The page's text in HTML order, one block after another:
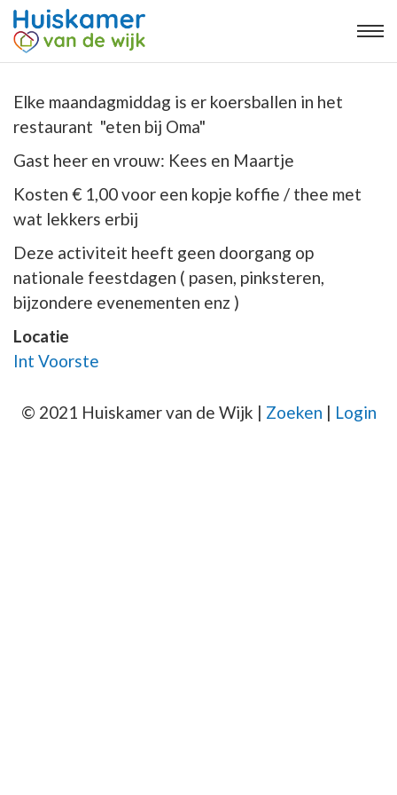
Elke maandagmiddag is er koersballen in het
restaurant "eten bij Oma"
Gast heer en vrouw: Kees en Maartje
Kosten € 1,00 voor een kopje koffie / thee met
wat lekkers erbij
Deze activiteit heeft geen doorgang op
nationale feestdagen ( pasen, pinksteren,
bijzondere evenementen enz )
Locatie
Int Voorste
© 2021 Huiskamer van de Wijk | Zoeken | Login